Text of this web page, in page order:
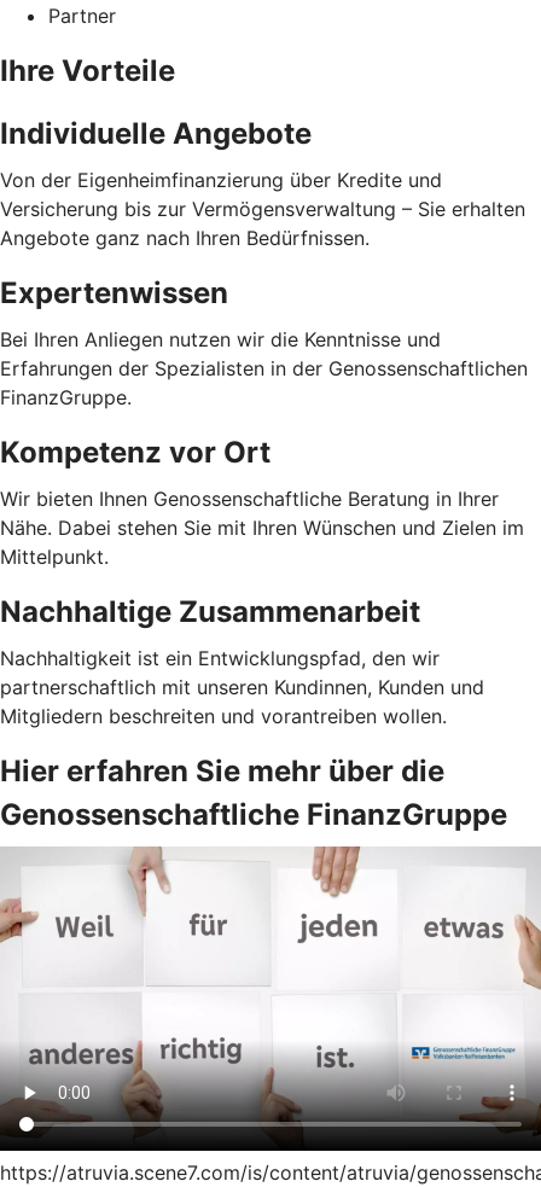
Partner
Ihre Vorteile
Individuelle Angebote
Von der Eigenheimfinanzierung über Kredite und
Versicherung bis zur Vermögensverwaltung – Sie erhalten
Angebote ganz nach Ihren Bedürfnissen.
Expertenwissen
Bei Ihren Anliegen nutzen wir die Kenntnisse und
Erfahrungen der Spezialisten in der Genossenschaftlichen
FinanzGruppe.
Kompetenz vor Ort
Wir bieten Ihnen Genossenschaftliche Beratung in Ihrer
Nähe. Dabei stehen Sie mit Ihren Wünschen und Zielen im
Mittelpunkt.
Nachhaltige Zusammenarbeit
Nachhaltigkeit ist ein Entwicklungspfad, den wir
partnerschaftlich mit unseren Kundinnen, Kunden und
Mitgliedern beschreiten und vorantreiben wollen.
Hier erfahren Sie mehr über die
Genossenschaftliche FinanzGruppe
https://atruvia.scene7.com/is/content/atruvia/